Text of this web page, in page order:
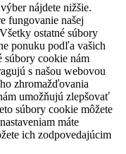
nájdete nižšie.
fungovanie našej
ostatné súbory
ponuku podľa vašich
súbory cookie nám
s našou webovou
zhromažďovania
umožňujú zlepšovať
súbory cookie môžete
máte
ich zodpovedajúcim